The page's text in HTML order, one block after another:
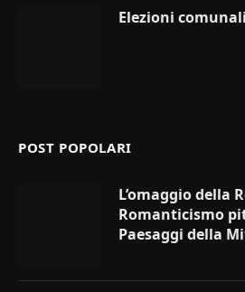
Elezioni
POST POPOLARI
L’omaggio della
Romanticismo
Paesaggi della